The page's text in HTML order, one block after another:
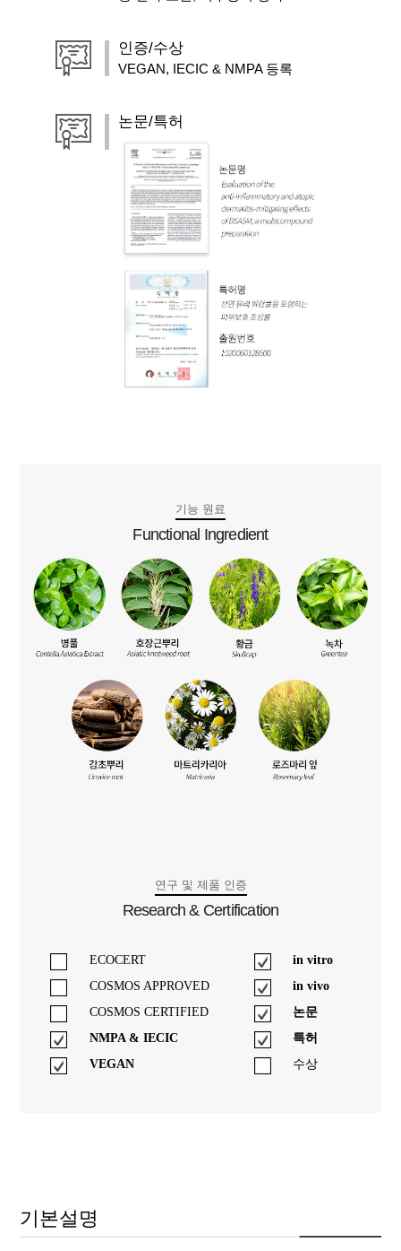
인증/수상
VEGAN, IECIC & NMPA 등록
논문/특허
기능 원료
Functional Ingredient
연구 및 제품 인증
Research & Certification
ECOCERT
in vitro
COSMOS APPROVED
in vivo
COSMOS CERTIFIED
논문
NMPA & IECIC
특허
VEGAN
수상
기본설명